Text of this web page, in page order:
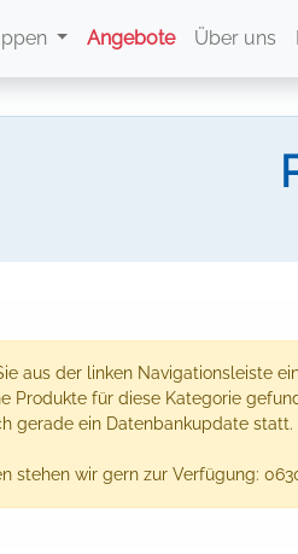
Angebote Über uns
aus der linken Navigationsleiste
Produkte für diese Kategorie
gerade ein Datenbankupdate statt.
stehen wir gern zur Verfügung: